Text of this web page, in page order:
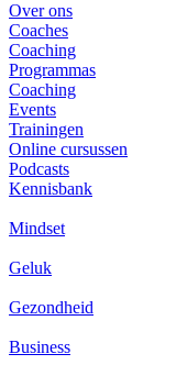
Over ons
Coaches
Coaching
Programmas
Coaching
Events
Trainingen
Online cursussen
Podcasts
Kennisbank
Mindset
Geluk
Gezondheid
Business